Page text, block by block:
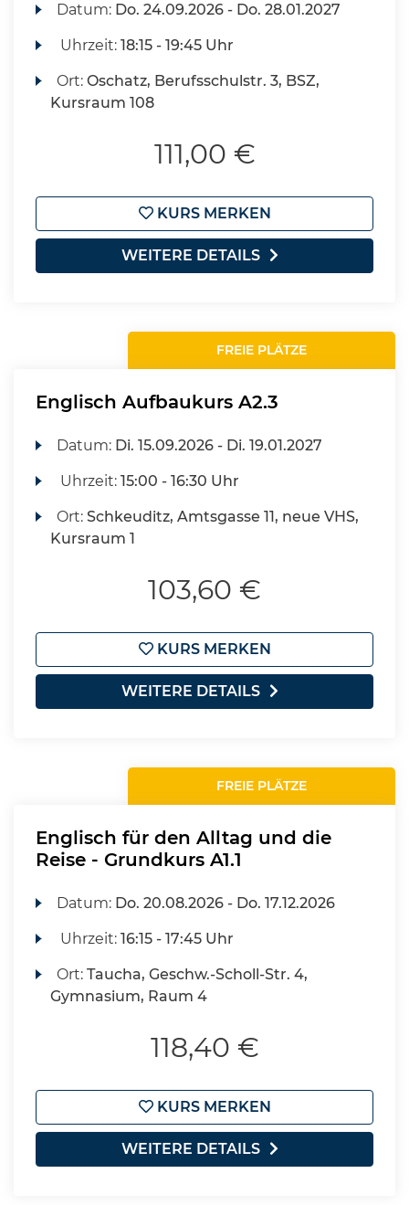
Datum: Do. 24.09.2026 - Do. 28.01.2027
Uhrzeit:18:15 - 19:45 Uhr
Ort:Oschatz, Berufsschulstr. 3, BSZ,
Kursraum 108
111,00 €
KURS MERKEN
WEITERE DETAILS
FREIE PLÄTZE
Englisch Aufbaukurs A2.3
Datum: Di. 15.09.2026 - Di. 19.01.2027
Uhrzeit:15:00 - 16:30 Uhr
Ort:Schkeuditz, Amtsgasse 11, neue VHS,
Kursraum 1
103,60 €
KURS MERKEN
WEITERE DETAILS
FREIE PLÄTZE
Englisch für den Alltag und die
Reise - Grundkurs A1.1
Datum: Do. 20.08.2026 - Do. 17.12.2026
Uhrzeit:16:15 - 17:45 Uhr
Ort:Taucha, Geschw.-Scholl-Str. 4,
Gymnasium, Raum 4
118,40 €
KURS MERKEN
WEITERE DETAILS